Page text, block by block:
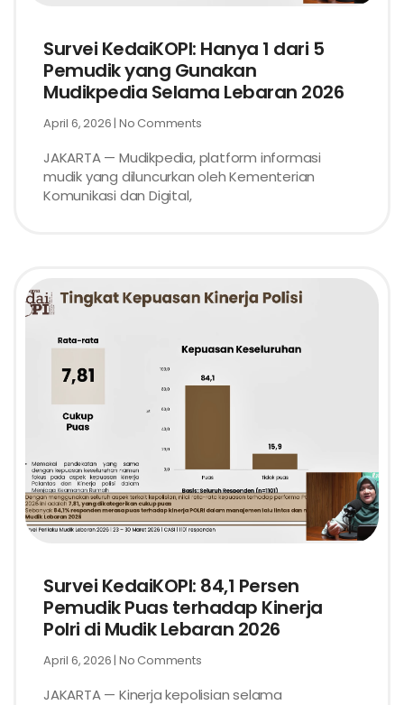
Survei KedaiKOPI: Hanya 1 dari 5
Pemudik yang Gunakan
Mudikpedia Selama Lebaran 2026
April 6, 2026 No Comments
JAKARTA — Mudikpedia, platform informasi
mudik yang diluncurkan oleh Kementerian
Komunikasi dan Digital,
Survei KedaiKOPI: 84,1 Persen
Pemudik Puas terhadap Kinerja
Polri di Mudik Lebaran 2026
April 6, 2026 No Comments
JAKARTA — Kinerja kepolisian selama